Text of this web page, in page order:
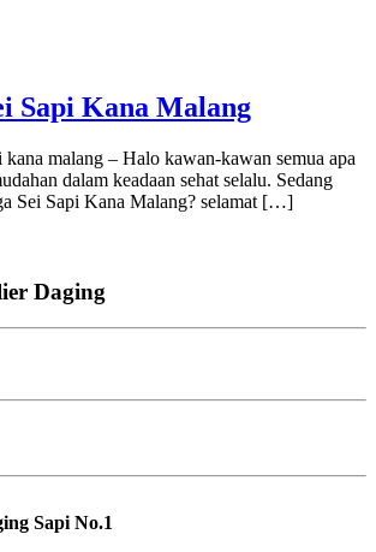
Sapi Kana Malang
kana malang – Halo kawan-kawan semua apa
dalam keadaan sehat selalu. Sedang
Sei Sapi Kana Malang? selamat […]
Daging
Sapi No.1